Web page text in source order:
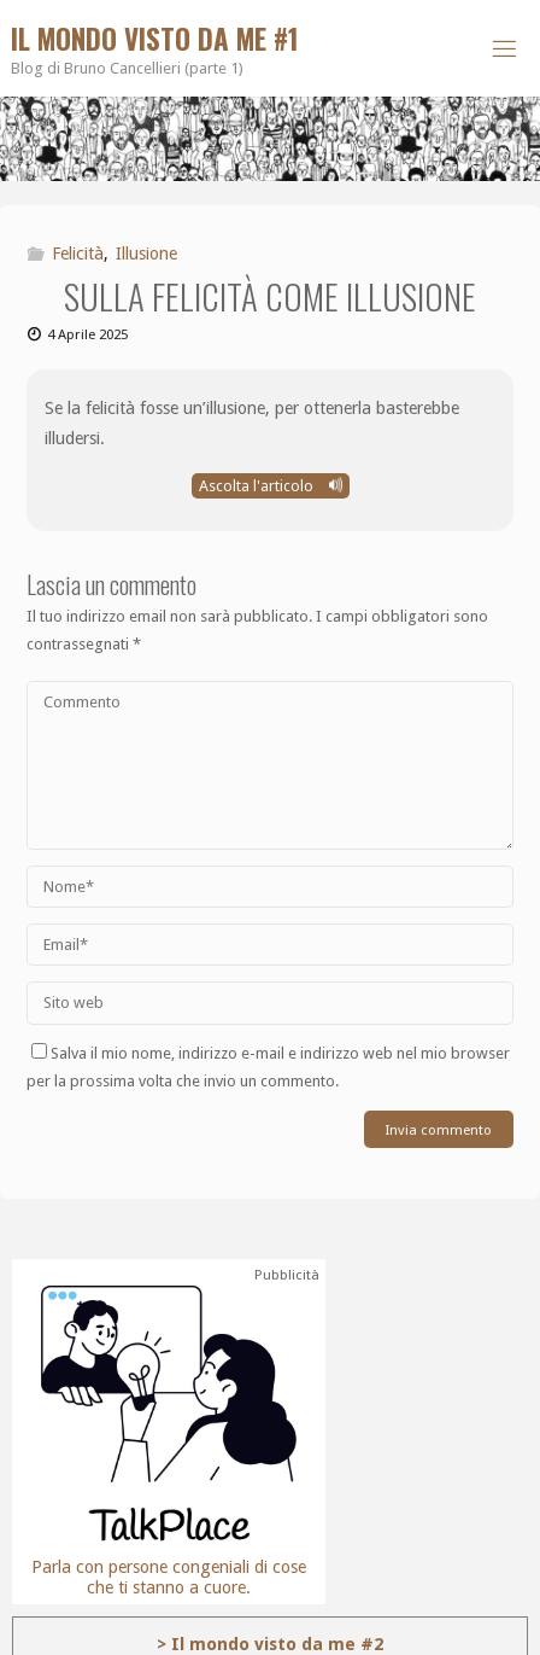
IL MONDO VISTO DA ME #1
Blog di Bruno Cancellieri (parte 1)
Felicità, Illusione
SULLA FELICITÀ COME ILLUSIONE
4 Aprile 2025
Se la felicità fosse un’illusione, per ottenerla basterebbe
illudersi.
Ascolta l'articolo
Lascia un commento
Il tuo indirizzo email non sarà pubblicato. I campi obbligatori sono
contrassegnati*
Salva il mio nome, indirizzo e-mail e indirizzo web nel mio browser
per la prossima volta che invio un commento.
Pubblicità
Parla con persone congeniali di cose
che ti stanno a cuore.
> Il mondo visto da me #2